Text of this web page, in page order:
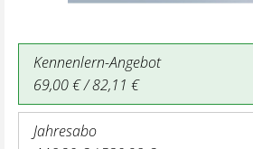
Kennenlern-Angebot
69,00 € / 82,11 €
Jahresabo